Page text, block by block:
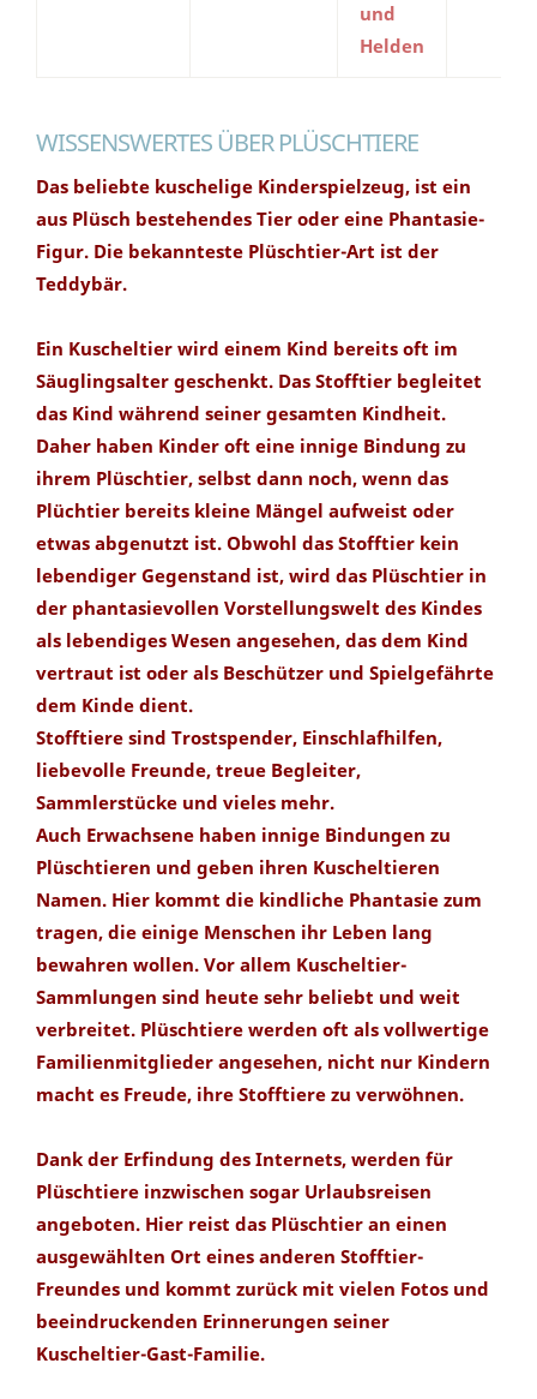
und
Helden
WISSENSWERTES ÜBER PLÜSCHTIERE
Das beliebte kuschelige Kinderspielzeug, ist ein
aus Plüsch bestehendes Tier oder eine Phantasie-
Figur. Die bekannteste Plüschtier-Art ist der
Teddybär.
Ein Kuscheltier wird einem Kind bereits oft im
Säuglingsalter geschenkt. Das Stofftier begleitet
das Kind während seiner gesamten Kindheit.
Daher haben Kinder oft eine innige Bindung zu
ihrem Plüschtier, selbst dann noch, wenn das
Plüchtier bereits kleine Mängel aufweist oder
etwas abgenutzt ist. Obwohl das Stofftier kein
lebendiger Gegenstand ist, wird das Plüschtier in
der phantasievollen Vorstellungswelt des Kindes
als lebendiges Wesen angesehen, das dem Kind
vertraut ist oder als Beschützer und Spielgefährte
dem Kinde dient.
Stofftiere sind Trostspender, Einschlafhilfen,
liebevolle Freunde, treue Begleiter,
Sammlerstücke und vieles mehr.
Auch Erwachsene haben innige Bindungen zu
Plüschtieren und geben ihren Kuscheltieren
Namen. Hier kommt die kindliche Phantasie zum
tragen, die einige Menschen ihr Leben lang
bewahren wollen. Vor allem Kuscheltier-
Sammlungen sind heute sehr beliebt und weit
verbreitet. Plüschtiere werden oft als vollwertige
Familienmitglieder angesehen, nicht nur Kindern
macht es Freude, ihre Stofftiere zu verwöhnen.
Dank der Erfindung des Internets, werden für
Plüschtiere inzwischen sogar Urlaubsreisen
angeboten. Hier reist das Plüschtier an einen
ausgewählten Ort eines anderen Stofftier-
Freundes und kommt zurück mit vielen Fotos und
beeindruckenden Erinnerungen seiner
Kuscheltier-Gast-Familie.